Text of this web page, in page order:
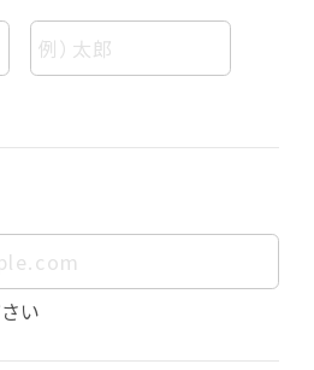
個人に関する情報であっ
る氏名、住所、電話番号、
みでは識別できない場合で
照合することで、結果的に
きるものも個人情報に含ま
的について
い